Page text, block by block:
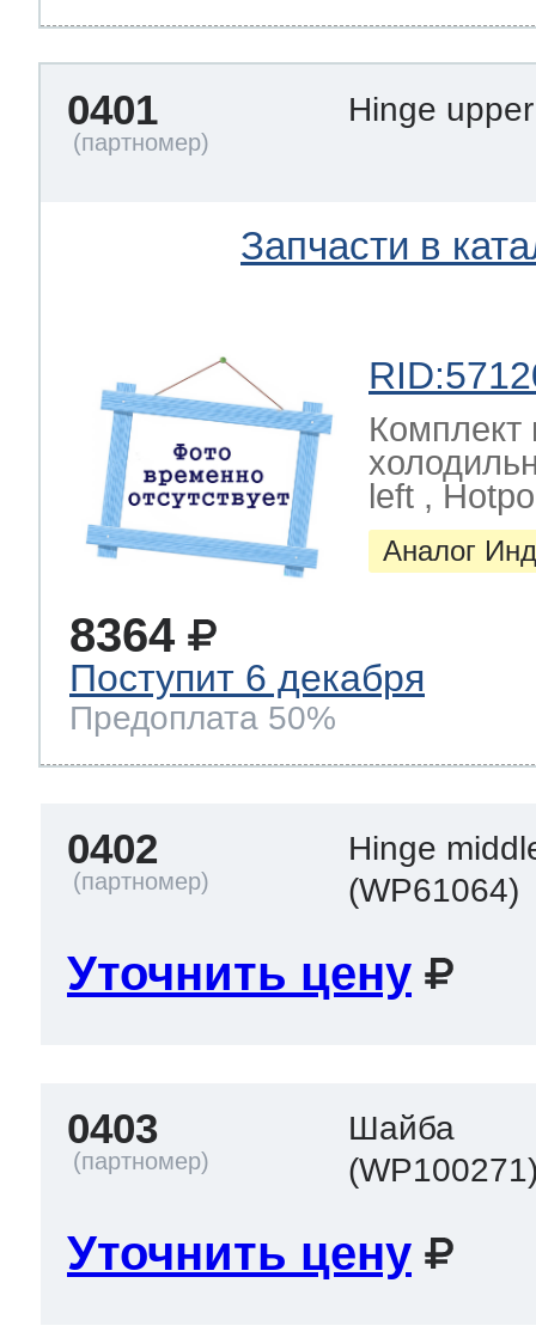
0401 Hinge
Запчасти в
Комплект
left ,
Аналог
8364
Поступит 6 декабря
Предоплата 50%
0402
Hinge
(WP61064)
Уточнить цену
0403
Шайба
Уточнить цену